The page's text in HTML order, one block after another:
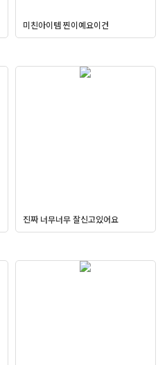
미친아이템 찐이예요이건
진짜 너무너무 잘신고있어요